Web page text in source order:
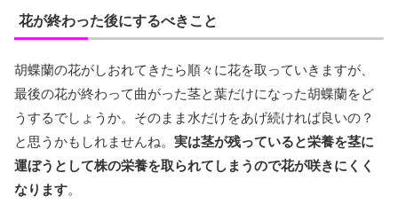
花が終わった後にするべきこと
胡蝶蘭の花がしおれてきたら順々に花を取っていきますが、
最後の花が終わって曲がった茎と葉だけになった胡蝶蘭をど
うするでしょうか。そのまま水だけをあげ続ければ良いの？
と思うかもしれませんね。 実は茎が残っていると栄養を茎に
運ぼうとして株の栄養を取られてしまうので花が咲きにくく
なります。